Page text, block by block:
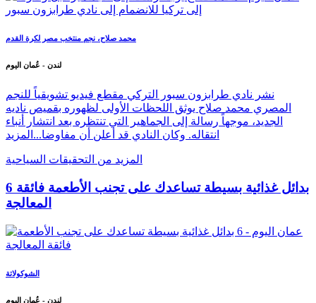
لندن - عُمان اليوم
نشر نادي طرابزون سبور التركي مقطع فيديو تشويقياً للنجم
المصري محمد صلاح يوثق اللحظات الأولى لظهوره بقميص ناديه
الجديد، موجهاً رسالة إلى الجماهير التي تنتظره بعد انتشار أنباء
انتقاله. وكان النادي قد أعلن أن مفاوضا...
المزيد
المزيد من التحقيقات السياحية
6 بدائل غذائية بسيطة تساعدك على تجنب الأطعمة فائقة
المعالجة